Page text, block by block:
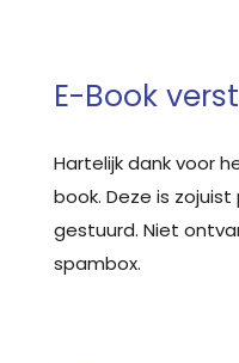
E-Book
Hartelijk dank voor
book. Deze is
gestuurd. Niet
spambox.